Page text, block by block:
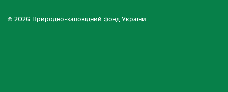
© 2026 Природно-заповідний фонд України